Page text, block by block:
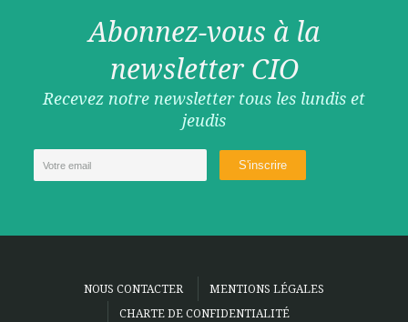
Abonnez-vous à la
newsletter CIO
Recevez notre newsletter tous les lundis et
jeudis
NOUS CONTACTER
MENTIONS LÉGALES
CHARTE DE CONFIDENTIALITÉ